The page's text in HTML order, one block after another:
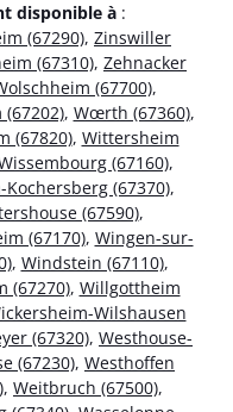
disponible à :
(67290), Zinswiller
(67310), Zehnacker
(67700),
, Wœrth (67360),
(67820), Wittersheim
(67160),
(67370),
(67590),
(67170), Wingen-sur-
, Windstein (67110),
(67270), Willgottheim
Wilshausen
(67320), Westhouse-
(67230), Westhoffen
, Weitbruch (67500),